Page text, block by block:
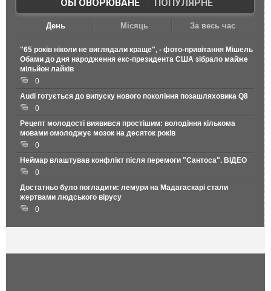
ОБГОВОРЮВАНЕ| ПОПУЛЯРНЕ
День Місяць За весь час
"65 років ніколи не виглядали краще", - фото-привітання Мішель
Обами до дня народження екс-президента США зібрало майже
мільйон лайків
0
Audi готується до випуску нового покоління позашляховика Q8
0
Рецепт молодості виявився простішим: володіння кількома
мовами омолоджує мозок на десяток років
0
Неймар влаштував конфлікт після перемоги "Сантоса". ВІДЕО
0
Достатньо було погладити: лемури на Мадагаскарі стали
жертвами людського вірусу
0